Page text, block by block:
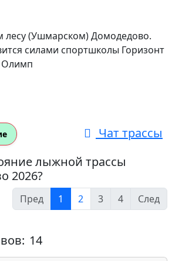
лесу (Ушмарском) Домодедово.
силами спортшколы Горизонт
Олимп
Чат трассы
лыжной трассы
2026?
Пред 1 2 3 4 След
14